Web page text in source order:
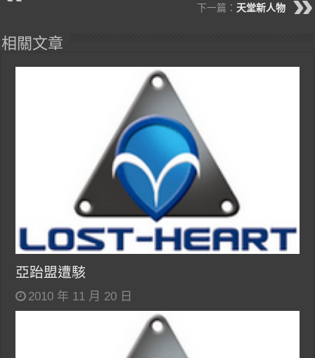
下一篇： 天堂新人物
相關文章
亞跆盟遭駭
2010 年 11 月 20 日